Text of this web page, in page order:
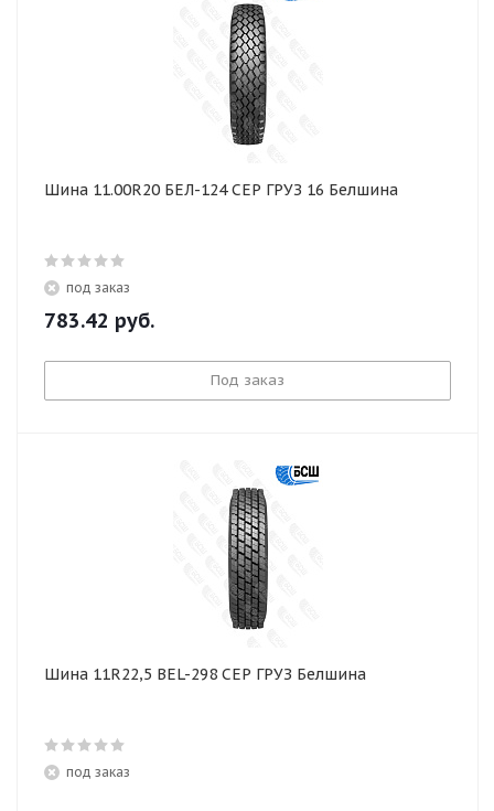
Шина 11.00R20 БЕЛ-124 СЕР ГРУЗ 16 Белшина
под заказ
783.42 руб.
Под заказ
Шина 11R22,5 BEL-298 СЕР ГРУЗ Белшина
под заказ